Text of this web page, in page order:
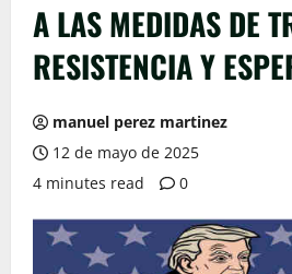
A LAS MEDIDAS DE
RESISTENCIA Y
manuel perez martinez
12 de mayo de 2025
4 minutes read
0